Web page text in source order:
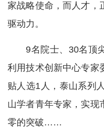
家战略使命，而人才，
驱动力。
9名院士、30名顶
利用技术创新中心专家
贴人选1人，泰山系列
山学者青年专家，实现
零的突破……